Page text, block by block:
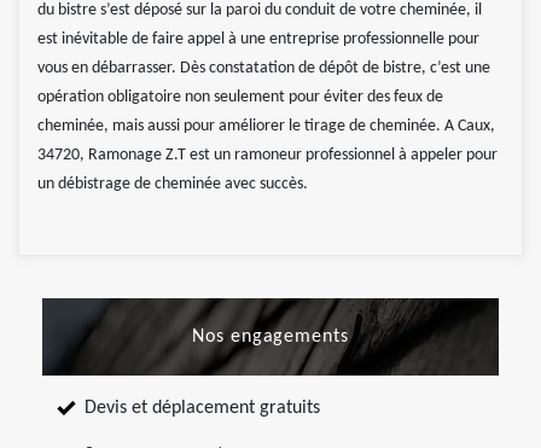
du bistre s’est déposé sur la paroi du conduit de votre cheminée, il
est inévitable de faire appel à une entreprise professionnelle pour
vous en débarrasser. Dès constatation de dépôt de bistre, c’est une
opération obligatoire non seulement pour éviter des feux de
cheminée, mais aussi pour améliorer le tirage de cheminée. A Caux,
34720, Ramonage Z.T est un ramoneur professionnel à appeler pour
un débistrage de cheminée avec succès.
Nos engagements
Devis et déplacement gratuits